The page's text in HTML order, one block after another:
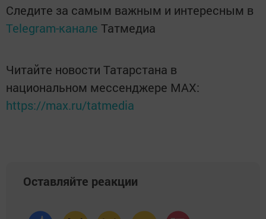
Следите за самым важным и интересным в
Telegram-канале Татмедиа
Читайте новости Татарстана в
национальном мессенджере MАХ:
https://max.ru/tatmedia
Оставляйте реакции